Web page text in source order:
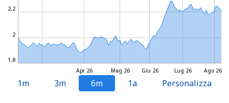
Lug 26
Apr 26 Mag 26 Giu 26 Ago 26
1,8
2
2,2
1m 3m 6m 1a Personalizza